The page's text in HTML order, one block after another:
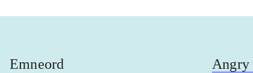
Emneord Angry